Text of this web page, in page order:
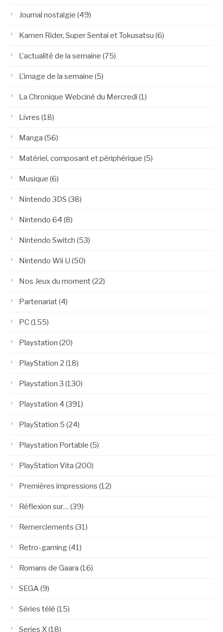
Journal nostalgie (49)
Kamen Rider, Super Sentai et Tokusatsu (6)
L'actualité de la semaine (75)
L'image de la semaine (5)
La Chronique Webciné du Mercredi (1)
Livres (18)
Manga (56)
Matériel, composant et périphérique (5)
Musique (6)
Nintendo 3DS (38)
Nintendo 64 (8)
Nintendo Switch (53)
Nintendo Wii U (50)
Nos Jeux du moment(22)
Partenariat(4)
PC(155)
Playstation (20)
PlayStation 2 (18)
Playstation 3 (130)
Playstation 4 (391)
PlayStation 5 (24)
Playstation Portable (5)
PlayStation Vita (200)
Premières impressions (12)
Réflexion sur… (39)
Remerciements (31)
Retro-gaming(41)
Romans de Gaara (16)
SEGA(9)
Séries télé (15)
Series X(18)